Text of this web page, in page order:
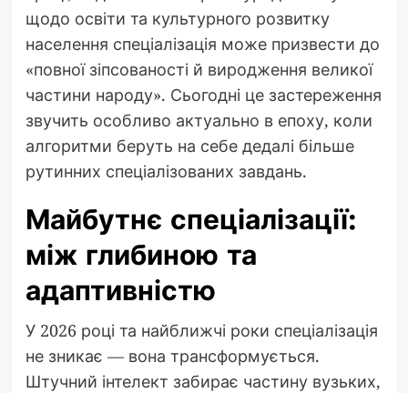
щодо освіти та культурного розвитку
населення спеціалізація може призвести до
«повної зіпсованості й виродження великої
частини народу». Сьогодні це застереження
звучить особливо актуально в епоху, коли
алгоритми беруть на себе дедалі більше
рутинних спеціалізованих завдань.
Майбутнє спеціалізації:
між глибиною та
адаптивністю
У 2026 році та найближчі роки спеціалізація
не зникає — вона трансформується.
Штучний інтелект забирає частину вузьких,